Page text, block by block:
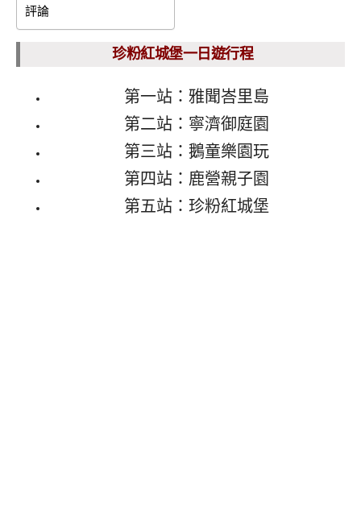
評論
珍粉紅城堡一日遊行程
第一站：雅聞峇里島
第二站：寧濟御庭園
第三站：鵝童樂園玩
第四站：鹿營親子園
第五站：珍粉紅城堡